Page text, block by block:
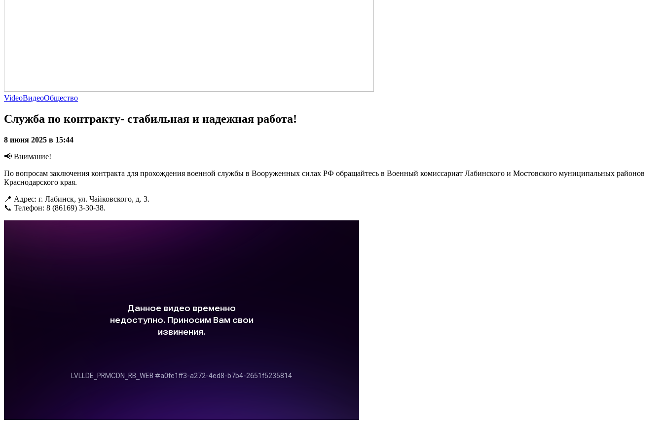
VideoВидеоОбщество
Служба по контракту- стабильная и надежная работа!
8 июня 2025 в 15:44
📢 Внимание!
По вопросам заключения контракта для прохождения военной службы в Вооруженных силах РФ обращайтесь в Военный комиссариат Лабинского и Мостовского муниципальных районов
Краснодарского края.
📍 Адрес: г. Лабинск, ул. Чайковского, д. 3.
📞 Телефон: 8 (86169) 3-30-38.